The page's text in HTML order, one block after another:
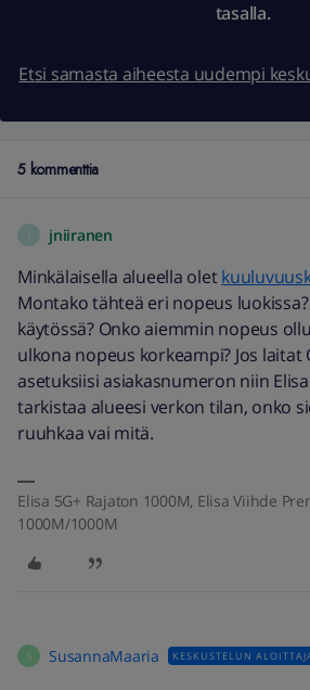
tasalla.
Etsi samasta aiheesta uudempi
5 kommenttia
jniiranen
Minkälaisella alueella olet
Montako tähteä eri nopeus
käytössä? Onko aiemmin nopeus
ulkona nopeus korkeampi? Jos laitat
asetuksiisi asiakasnumeron niin
tarkistaa alueesi verkon tilan, onko
ruuhkaa vai mitä.
Elisa 5G+ Rajaton 1000M, Elisa Viihde
1000M/1000M
S SusannaMaaria KESKUSTELUN